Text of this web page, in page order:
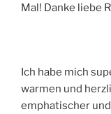
Mal! Danke liebe
Ich habe mich
warmen und
emphatischer